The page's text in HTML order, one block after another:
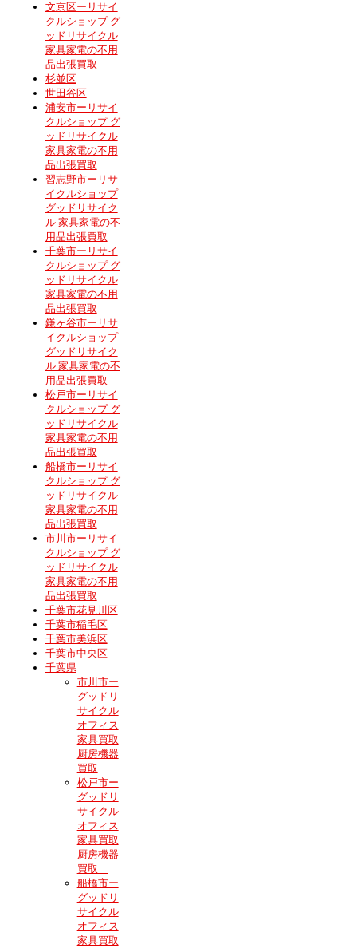
文京区ーリサイ
クルショップ グ
ッドリサイクル
家具家電の不用
品出張買取
杉並区
世田谷区
浦安市ーリサイ
クルショップ グ
ッドリサイクル
家具家電の不用
品出張買取
習志野市ーリサ
イクルショップ
グッドリサイク
ル 家具家電の不
用品出張買取
千葉市ーリサイ
クルショップ グ
ッドリサイクル
家具家電の不用
品出張買取
鎌ヶ谷市ーリサ
イクルショップ
グッドリサイク
ル 家具家電の不
用品出張買取
松戸市ーリサイ
クルショップ グ
ッドリサイクル
家具家電の不用
品出張買取
船橋市ーリサイ
クルショップ グ
ッドリサイクル
家具家電の不用
品出張買取
市川市ーリサイ
クルショップ グ
ッドリサイクル
家具家電の不用
品出張買取
千葉市花見川区
千葉市稲毛区
千葉市美浜区
千葉市中央区
千葉県
市川市ー
グッドリ
サイクル
オフィス
家具買取
厨房機器
買取
松戸市ー
グッドリ
サイクル
オフィス
家具買取
厨房機器
買取
船橋市ー
グッドリ
サイクル
オフィス
家具買取